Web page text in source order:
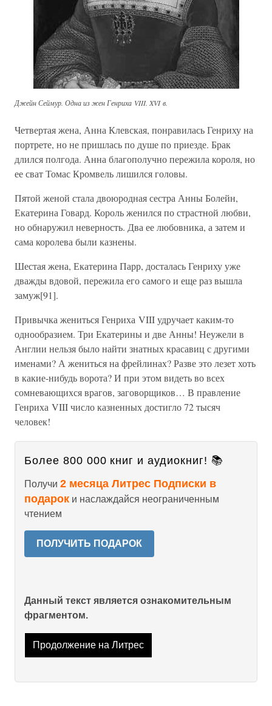
Джейн Сеймур. Одна из жен Генриха VIII. XVI в.
Четвертая жена, Анна Клевская, понравилась Генриху на
портрете, но не пришлась по душе по приезде. Брак
длился полгода. Анна благополучно пережила короля, но
ее сват Томас Кромвель лишился головы.
Пятой женой стала двоюродная сестра Анны Болейн,
Екатерина Говард. Король женился по страстной любви,
но обнаружил неверность. Два ее любовника, а затем и
сама королева были казнены.
Шестая жена, Екатерина Парр, досталась Генриху уже
дважды вдовой, пережила его самого и еще раз вышла
замуж[91].
Привычка жениться Генриха VIII удручает каким-то
однообразием. Три Екатерины и две Анны! Неужели в
Англии нельзя было найти знатных красавиц с другими
именами? А жениться на фрейлинах? Разве это лезет хоть
в какие-нибудь ворота? И при этом видеть во всех
сомневающихся врагов, заговорщиков… В правление
Генриха VIII число казненных достигло 72 тысяч
человек!
Более 800 000 книг и аудиокниг! 📚
Получи 2 месяца Литрес Подписки в
подарок и наслаждайся неограниченным
чтением
ПОЛУЧИТЬ ПОДАРОК
Данный текст является ознакомительным
фрагментом.
Продолжение на Литрес